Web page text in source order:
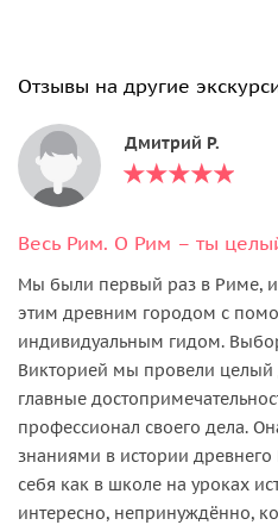
Отзывы на другие
Дмитрий Р.
Весь Рим. О Рим – ты
Мы были первый раз в Риме, и
этим древним городом с
индивидуальным гидом.
Викторией мы провели
главные
профессионал своего дела.
знаниями в истории
себя как в школе на уроках
интересно, непринуждённо,